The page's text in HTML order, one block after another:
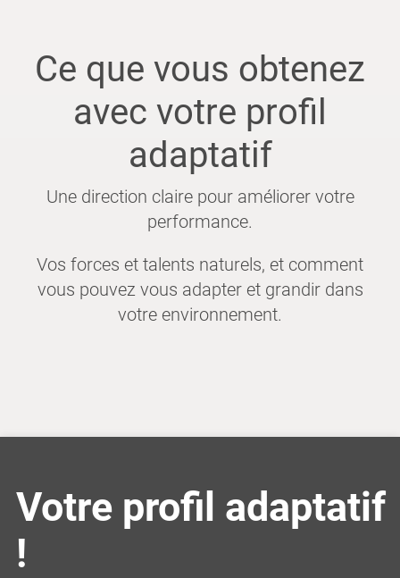
Ce que vous obtenez
avec votre profil
adaptatif
Une direction claire pour améliorer votre
performance.
Vos forces et talents naturels, et comment
vous pouvez vous adapter et grandir dans
votre environnement.
Votre profil adaptatif
!